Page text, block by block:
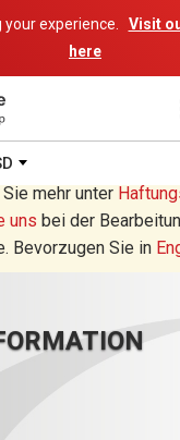
your experience.
Visit
here
Übersetzung
mehr unter
uns bei der
Bevorzugen Sie in